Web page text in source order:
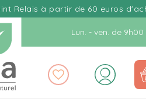
Relais à partir de 60 euros
Lun. - ven. de 9h00